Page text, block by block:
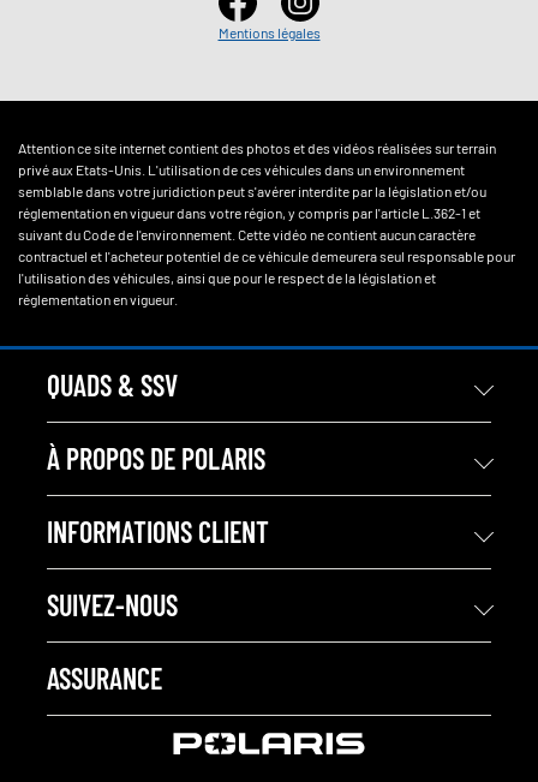
Mentions légales
Attention ce site internet contient des photos et des vidéos réalisées sur terrain
privé aux Etats-Unis. L'utilisation de ces véhicules dans un environnement
semblable dans votre juridiction peut s'avérer interdite par la législation et/ou
réglementation en vigueur dans votre région, y compris par l'article L.362-1 et
suivant du Code de l'environnement. Cette vidéo ne contient aucun caractère
contractuel et l'acheteur potentiel de ce véhicule demeurera seul responsable pour
l'utilisation des véhicules, ainsi que pour le respect de la législation et
réglementation en vigueur.
QUADS & SSV
À PROPOS DE POLARIS
INFORMATIONS CLIENT
SUIVEZ-NOUS
ASSURANCE